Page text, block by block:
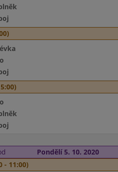
Pondělí 5. 10. 2020
- 11:00)